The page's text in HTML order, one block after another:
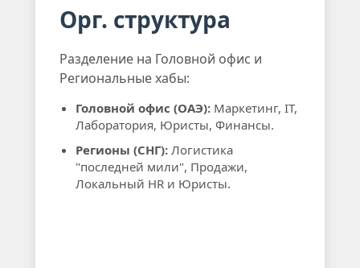
Орг. структура
Разделение на Головной офис и
Региональные хабы:
Головной офис (ОАЭ): Маркетинг, IT,
Лаборатория, Юристы, Финансы.
Регионы (СНГ): Логистика
"последней мили", Продажи,
Локальный HR и Юристы.